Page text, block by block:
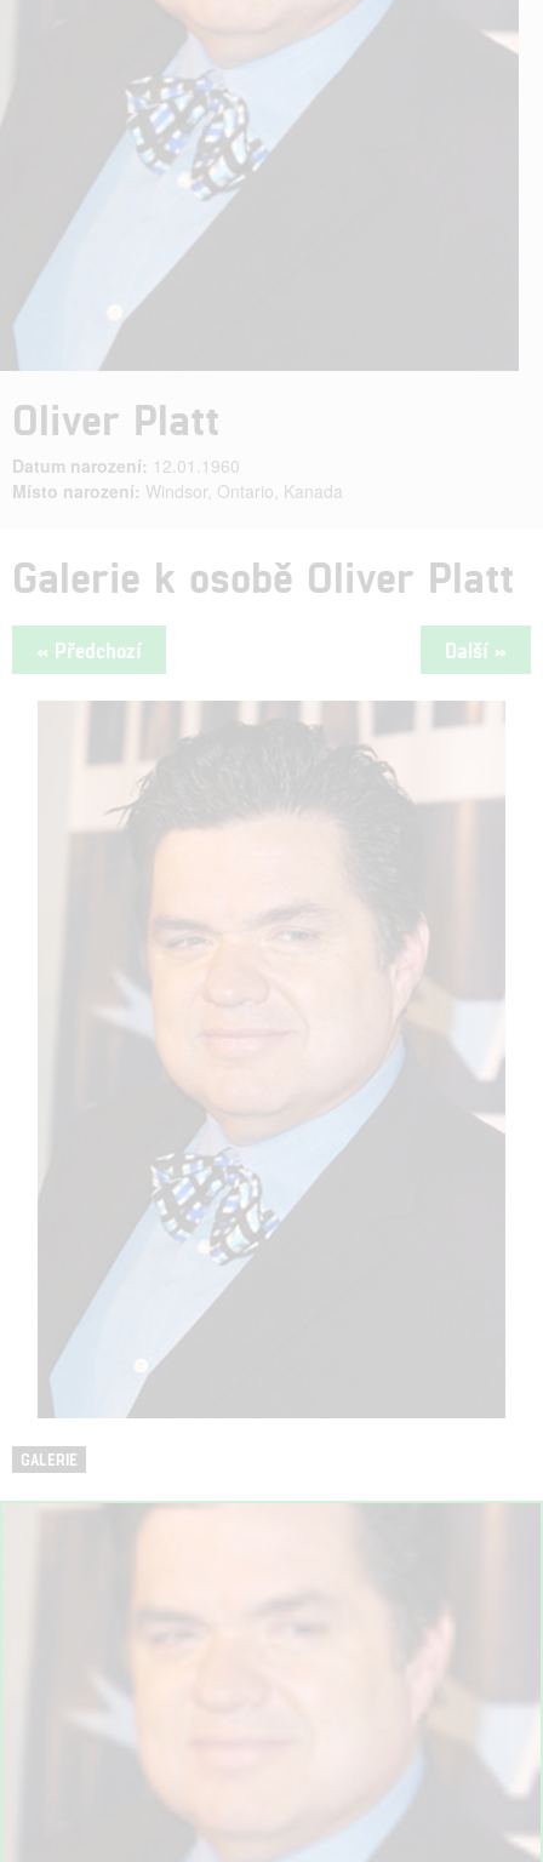
Oliver Platt
Datum narození: 12.01.1960
Místo narození: Windsor, Ontario, Kanada
Galerie k osobě Oliver Platt
« Předchozí Další »
GALERIE